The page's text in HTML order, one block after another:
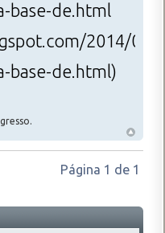
base-de.html
2014/03/
base-de.html)
Página 1 de 1